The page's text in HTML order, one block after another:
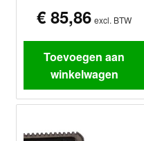
€ 85,86 excl. BTW
Toevoegen aan
winkelwagen